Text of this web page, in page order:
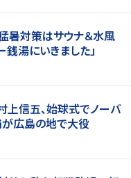
暑対策はサウナ＆水風
湯にいきました」
上信五、始球式でノーバ
広島の地で大役